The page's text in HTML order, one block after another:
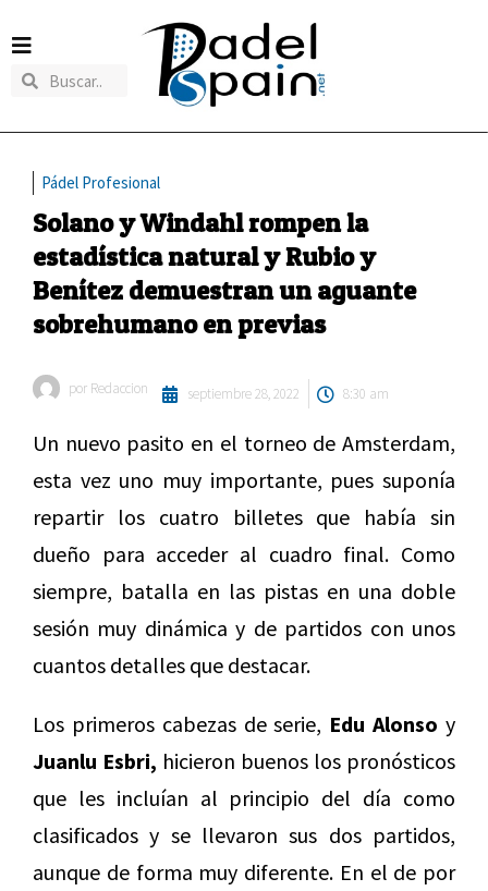
Pádel Profesional
Solano y Windahl rompen la
estadística natural y Rubio y
Benítez demuestran un aguante
sobrehumano en previas
por Redaccion septiembre 28, 2022 8:30 am
Un nuevo pasito en el torneo de Amsterdam,
esta vez uno muy importante, pues suponía
repartir los cuatro billetes que había sin
dueño para acceder al cuadro final. Como
siempre, batalla en las pistas en una doble
sesión muy dinámica y de partidos con unos
cuantos detalles que destacar.
Los primeros cabezas de serie, Edu Alonso y
Juanlu Esbri, hicieron buenos los pronósticos
que les incluían al principio del día como
clasificados y se llevaron sus dos partidos,
aunque de forma muy diferente. En el de por